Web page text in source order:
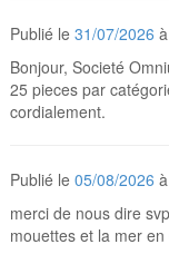
Publié le31/07/2026 à
Bonjour, Societé
25 pieces par
cordialement.
Publié le05/08/2026
merci de nous dire
mouettes et la mer